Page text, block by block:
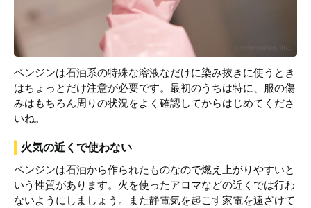
ベンジンは石油系の特殊な溶液なだけに染み抜きに使うとき
はちょっとだけ注意が必要です。最初のうちは特に、服の傷
みはもちろん周りの状況をよく確認してからはじめてくださ
いね。
火気の近くで使わない
ベンジンは石油から作られたものなので燃え上がりやすいと
いう性質があります。火を使ったアロマなどの近くでは行わ
ないようにしましょう。また静電気を起こす家電を遠ざけて